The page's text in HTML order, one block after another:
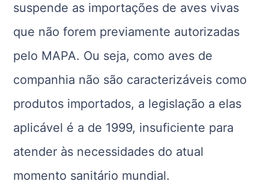
suspende as importações de aves vivas
que não forem previamente autorizadas
pelo MAPA. Ou seja, como aves de
companhia não são caracterizáveis como
produtos importados, a legislação a elas
aplicável é a de 1999, insuficiente para
atender às necessidades do atual
momento sanitário mundial.